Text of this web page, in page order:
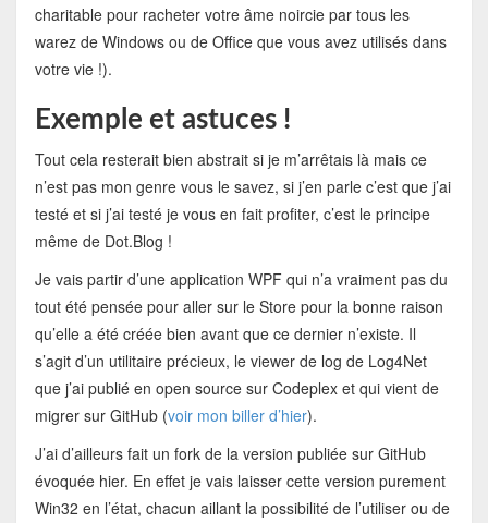
charitable pour racheter votre âme noircie par tous les
warez de Windows ou de Office que vous avez utilisés dans
votre vie !).
Exemple et astuces !
Tout cela resterait bien abstrait si je m’arrêtais là mais ce
n’est pas mon genre vous le savez, si j’en parle c’est que j’ai
testé et si j’ai testé je vous en fait profiter, c’est le principe
même de Dot.Blog !
Je vais partir d’une application WPF qui n’a vraiment pas du
tout été pensée pour aller sur le Store pour la bonne raison
qu’elle a été créée bien avant que ce dernier n’existe. Il
s’agit d’un utilitaire précieux, le viewer de log de Log4Net
que j’ai publié en open source sur Codeplex et qui vient de
migrer sur GitHub (voir mon biller d’hier).
J’ai d’ailleurs fait un fork de la version publiée sur GitHub
évoquée hier. En effet je vais laisser cette version purement
Win32 en l’état, chacun aillant la possibilité de l’utiliser ou de